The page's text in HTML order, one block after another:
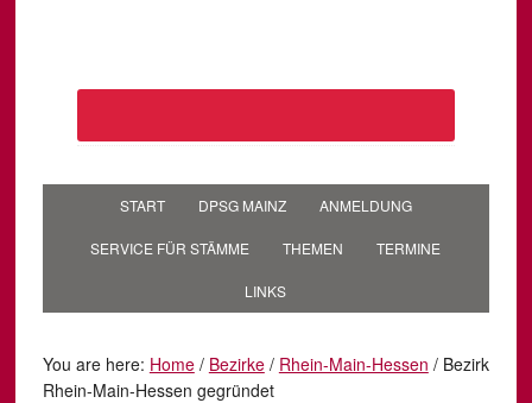
START DPSG MAINZ ANMELDUNG
SERVICE FÜR STÄMME THEMEN TERMINE
LINKS
You are here: Home / Bezirke / Rhein-Main-Hessen /Bezirk
Rhein-Main-Hessen gegründet